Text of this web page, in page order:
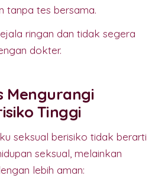
tanpa tes bersama.
ringan dan tidak segera
dokter.
Mengurangi
Tinggi
seksual berisiko tidak berarti
seksual, melainkan
lebih aman: